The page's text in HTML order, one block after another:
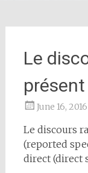
Le
June 16, 2016
Le discours
(reported
direct (direct